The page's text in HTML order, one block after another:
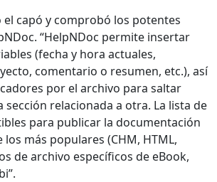
capó y comprobó los potentes
“HelpNDoc permite insertar
(fecha y hora actuales,
comentario o resumen, etc.), así
por el archivo para saltar
sección relacionada a otra. La lista de
para publicar la documentación
más populares (CHM, HTML,
de archivo específicos de eBook,